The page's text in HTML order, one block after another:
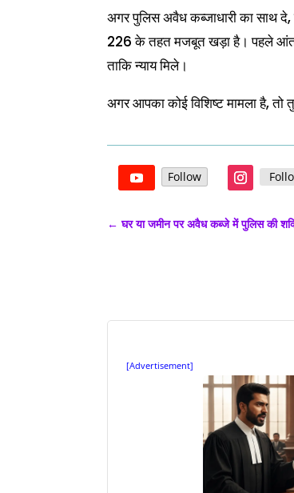
अगर पुलिस अवैध कब्जाधारी का साथ
226 के तहत मजबूत खड़ा है। पहले
ताकि न्याय मिले।
अगर आपका कोई विशिष्ट मामला है,
Follow
←घर या जमीन पर अवैध कब्जे में पुलिस की
[Advertisement]